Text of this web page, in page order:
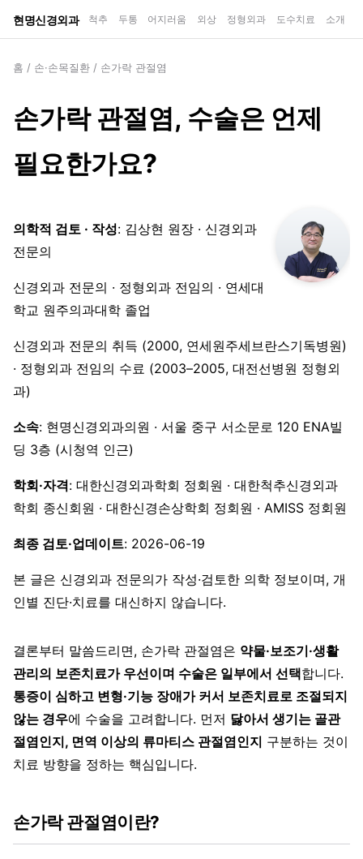
현명신경외과 척추 두통 어지러움 외상 정형외과 도수치료 소개
홈 / 손·손목질환 / 손가락 관절염
손가락 관절염, 수술은 언제
필요한가요?
의학적 검토 · 작성: 김상현 원장 · 신경외과
전문의
신경외과 전문의 · 정형외과 전임의 · 연세대
학교 원주의과대학 졸업
신경외과 전문의 취득 (2000, 연세원주세브란스기독병원)
· 정형외과 전임의 수료 (2003–2005, 대전선병원 정형외
과)
소속: 현명신경외과의원 · 서울 중구 서소문로 120 ENA빌
딩 3층 (시청역 인근)
학회·자격: 대한신경외과학회 정회원 · 대한척추신경외과
학회 종신회원 · 대한신경손상학회 정회원 · AMISS 정회원
최종 검토·업데이트: 2026-06-19
본 글은 신경외과 전문의가 작성·검토한 의학 정보이며, 개
인별 진단·치료를 대신하지 않습니다.
결론부터 말씀드리면, 손가락 관절염은 약물·보조기·생활
관리의 보존치료가 우선이며 수술은 일부에서 선택합니다.
통증이 심하고 변형·기능 장애가 커서 보존치료로 조절되지
않는 경우에 수술을 고려합니다. 먼저 닳아서 생기는 골관
절염인지, 면역 이상의 류마티스 관절염인지 구분하는 것이
치료 방향을 정하는 핵심입니다.
손가락 관절염이란?